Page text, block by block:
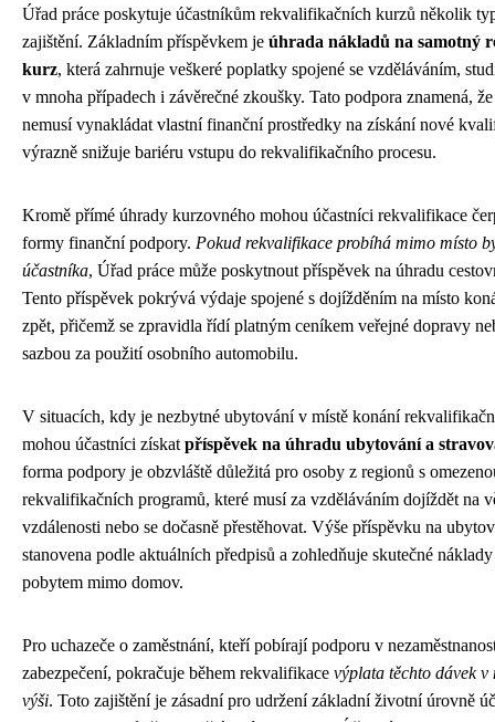
Úřad práce poskytuje účastníkům rekvalifikačních kurzů několik
zajištění. Základním příspěvkem je úhrada nákladů na samotný
kurz, která zahrnuje veškeré poplatky spojené se vzděláváním,
v mnoha případech i závěrečné zkoušky. Tato podpora znamená,
nemusí vynakládat vlastní finanční prostředky na získání nové
výrazně snižuje bariéru vstupu do rekvalifikačního procesu.
Kromě přímé úhrady kurzovného mohou účastníci rekvalifikace
formy finanční podpory. Pokud rekvalifikace probíhá mimo místo
účastníka, Úřad práce může poskytnout příspěvek na úhradu
Tento příspěvek pokrývá výdaje spojené s dojížděním na místo
zpět, přičemž se zpravidla řídí platným ceníkem veřejné dopravy
sazbou za použití osobního automobilu.
V situacích, kdy je nezbytné ubytování v místě konání
mohou účastníci získat příspěvek na úhradu ubytování a
forma podpory je obzvláště důležitá pro osoby z regionů s
rekvalifikačních programů, které musí za vzděláváním dojíždět na
vzdálenosti nebo se dočasně přestěhovat. Výše příspěvku na
stanovena podle aktuálních předpisů a zohledňuje skutečné náklady
pobytem mimo domov.
Pro uchazeče o zaměstnání, kteří pobírají podporu v
zabezpečení, pokračuje během rekvalifikace výplata těchto dávek v
výši. Toto zajištění je zásadní pro udržení základní životní úrovně